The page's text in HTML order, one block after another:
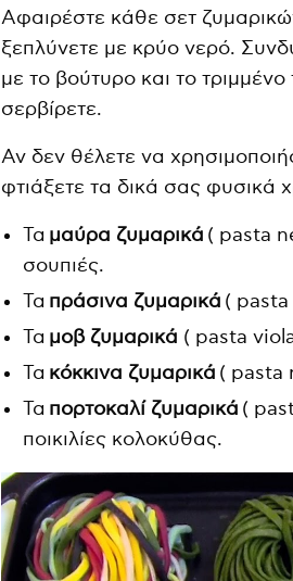
Αφαιρέστε κάθε σετ
ξεπλύνετε με κρύο νερό.
με το βούτυρο και το
σερβίρετε.
Αν δεν θέλετε να
φτιάξετε τα δικά σας φυσικά
Τα μαύρα ζυμαρικά ( pasta
σουπιές.
Τα πράσινα ζυμαρικά ( pasta
Τα μοβ ζυμαρικά ( pasta
Τα κόκκινα ζυμαρικά ( pasta
Τα πορτοκαλί ζυμαρικά (
ποικιλίες κολοκύθας.